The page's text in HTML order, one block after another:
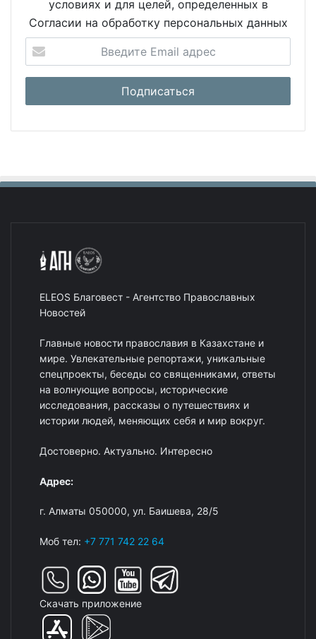
условиях и для целей, определенных в
Согласии на обработку персональных данных
ELEOS Благовест - Агентство Православных
Новостей
Главные новости православия в Казахстане и
мире. Увлекательные репортажи, уникальные
спецпроекты, беседы со священниками, ответы
на волнующие вопросы, исторические
исследования, рассказы о путешествиях и
истории людей, меняющих себя и мир вокруг.
Достоверно. Актуально. Интересно
Адрес:
г. Алматы 050000, ул. Баишева, 28/5
Моб тел: +7 771 742 22 64
Скачать приложение